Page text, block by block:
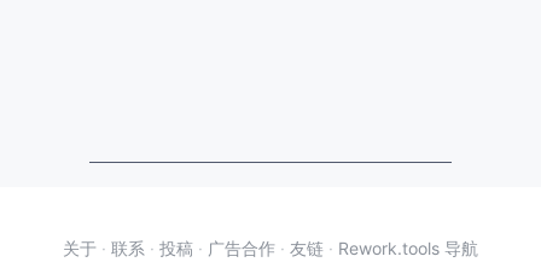
关于 · 联系 · 投稿 · 广告合作 · 友链 · Rework.tools 导航